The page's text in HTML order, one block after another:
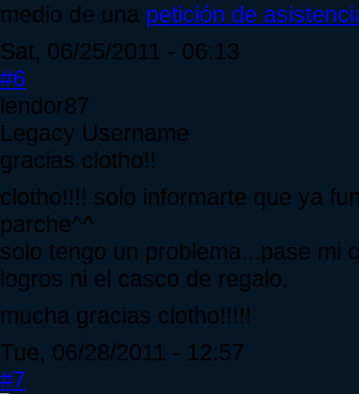
medio de una petición de
Sat, 06/25/2011 - 06:13
#6
lendor87
Legacy Username
gracias clotho!!
clotho!!!! solo informarte que ya
parche^^
solo tengo un problema...pase mi
logros ni el casco de regalo.
mucha gracias clotho!!!!!
Tue, 06/28/2011 - 12:57
#7